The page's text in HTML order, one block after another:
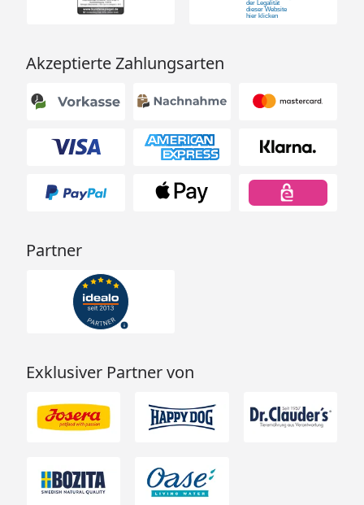
Akzeptierte Zahlungsarten
Partner
Exklusiver Partner von